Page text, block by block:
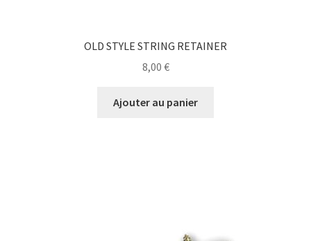
OLD STYLE STRING RETAINER
8,00 €
Ajouter au panier